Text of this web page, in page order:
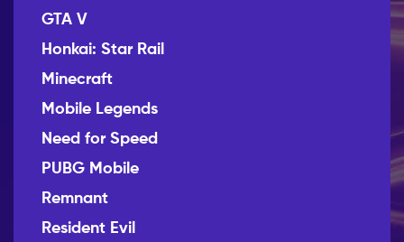
GTA V
Honkai: Star Rail
Minecraft
Mobile Legends
Need for Speed
PUBG Mobile
Remnant
Resident Evil